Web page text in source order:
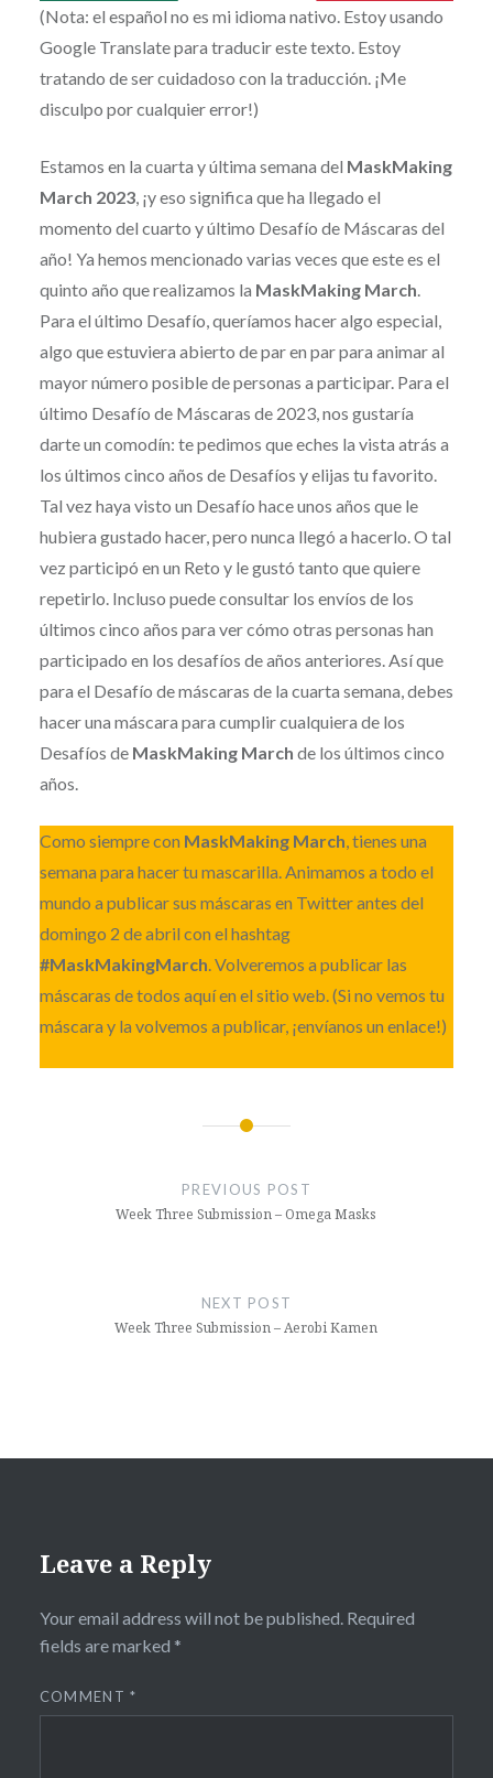
(Nota: el español no es mi idioma nativo. Estoy usando
Google Translate para traducir este texto. Estoy
tratando de ser cuidadoso con la traducción. ¡Me
disculpo por cualquier error!)
Estamos en la cuarta y última semana del MaskMaking
March 2023, ¡y eso significa que ha llegado el
momento del cuarto y último Desafío de Máscaras del
año! Ya hemos mencionado varias veces que este es el
quinto año que realizamos la MaskMaking March.
Para el último Desafío, queríamos hacer algo especial,
algo que estuviera abierto de par en par para animar al
mayor número posible de personas a participar. Para el
último Desafío de Máscaras de 2023, nos gustaría
darte un comodín: te pedimos que eches la vista atrás a
los últimos cinco años de Desafíos y elijas tu favorito.
Tal vez haya visto un Desafío hace unos años que le
hubiera gustado hacer, pero nunca llegó a hacerlo. O tal
vez participó en un Reto y le gustó tanto que quiere
repetirlo. Incluso puede consultar los envíos de los
últimos cinco años para ver cómo otras personas han
participado en los desafíos de años anteriores. Así que
para el Desafío de máscaras de la cuarta semana, debes
hacer una máscara para cumplir cualquiera de los
Desafíos de MaskMaking March de los últimos cinco
años.
Como siempre con MaskMaking March, tienes una
semana para hacer tu mascarilla. Animamos a todo el
mundo a publicar sus máscaras en Twitter antes del
domingo 2 de abril con el hashtag
#MaskMakingMarch. Volveremos a publicar las
máscaras de todos aquí en el sitio web. (Si no vemos tu
máscara y la volvemos a publicar, ¡envíanos un enlace!)
PREVIOUS POST
Week Three Submission – Omega Masks
NEXT POST
Week Three Submission – Aerobi Kamen
Leave a Reply
Your email address will not be published. Required
fields are marked *
COMMENT*